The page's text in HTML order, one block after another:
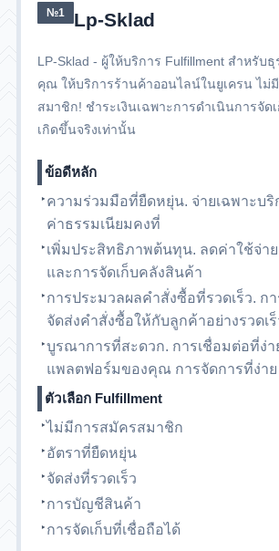
№1 Lp-Sklad
LP-Sklad - ผู้ให้บริการ Fulfillment สำหรับ
คุณ ให้บริการร้านค้าออนไลน์ในยูเครน ไม่
สมาชิก! ชำระเงินเฉพาะการดำเนินการจัด
เกิดขึ้นจริงเท่านั้น
ข้อดีหลัก
ความร่วมมือที่ยืดหยุ่น. จ่ายเฉพาะบริ
ค่าธรรมเนียมคงที่
เพิ่มประสิทธิภาพต้นทุน. ลดค่าใช้จ่า
และการจัดเก็บคลังสินค้า
การประมวลผลคำสั่งซื้อที่รวดเร็ว. ก
จัดส่งคำสั่งซื้อให้กับลูกค้าอย่างรวดเร็
บูรณาการที่สะดวก. การเชื่อมต่อที่ง่า
แพลตฟอร์มของคุณ การจัดการที่ง่าย
ตัวเลือก Fulfillment
ไม่มีการสมัครสมาชิก
อัตราที่ยืดหยุ่น
จัดส่งที่รวดเร็ว
การบัญชีสินค้า
การจัดเก็บที่เชื่อถือได้